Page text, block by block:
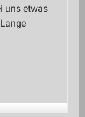
uns etwas